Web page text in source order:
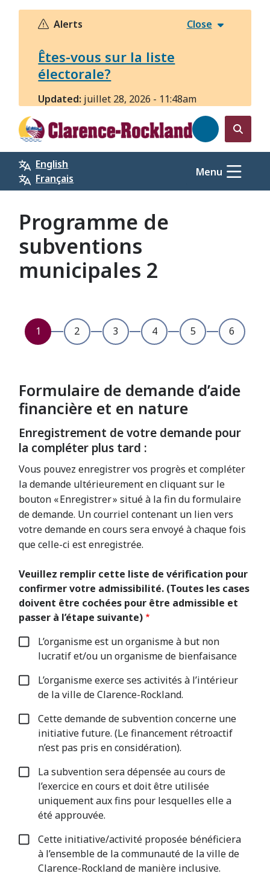
Aller
principal
Alerts Close
Êtes-vous sur la liste
électorale?
Updated: juillet 28, 2026 - 11:48am
Open
the
search
form
English
Français
Menu
Programme de
subventions
municipales 2
Formulaire de demande d’aide
financière et en nature
Enregistrement de votre demande pour
la compléter plus tard :
Vous pouvez enregistrer vos progrès et compléter
la demande ultérieurement en cliquant sur le
bouton « Enregistrer » situé à la fin du formulaire
de demande. Un courriel contenant un lien vers
votre demande en cours sera envoyé à chaque fois
que celle-ci est enregistrée.
Veuillez remplir cette liste de vérification pour
confirmer votre admissibilité. (Toutes les cases
doivent être cochées pour être admissible et
passer à l’étape suivante)
L’organisme est un organisme à but non
lucratif et/ou un organisme de bienfaisance
L’organisme exerce ses activités à l’intérieur
de la ville de Clarence-Rockland.
Cette demande de subvention concerne une
initiative future. (Le financement rétroactif
n’est pas pris en considération).
La subvention sera dépensée au cours de
l’exercice en cours et doit être utilisée
uniquement aux fins pour lesquelles elle a
été approuvée.
Cette initiative/activité proposée bénéficiera
à l’ensemble de la communauté de la ville de
Clarence-Rockland de manière inclusive.